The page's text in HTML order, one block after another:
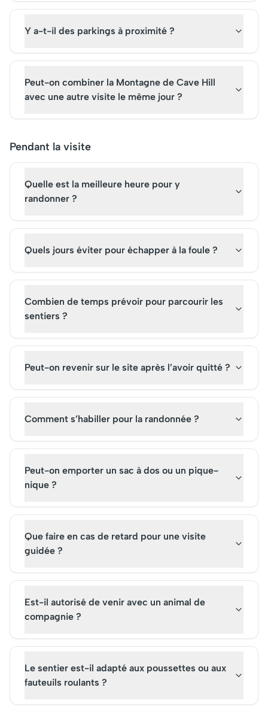
Y a-t-il des parkings à proximité ?
Peut-on combiner la Montagne de Cave Hill
avec une autre visite le même jour ?
Pendant la visite
Quelle est la meilleure heure pour y
randonner ?
Quels jours éviter pour échapper à la foule ?
Combien de temps prévoir pour parcourir les
sentiers ?
Peut-on revenir sur le site après l’avoir quitté ?
Comment s’habiller pour la randonnée ?
Peut-on emporter un sac à dos ou un pique-
nique ?
Que faire en cas de retard pour une visite
guidée ?
Est-il autorisé de venir avec un animal de
compagnie ?
Le sentier est-il adapté aux poussettes ou aux
fauteuils roulants ?